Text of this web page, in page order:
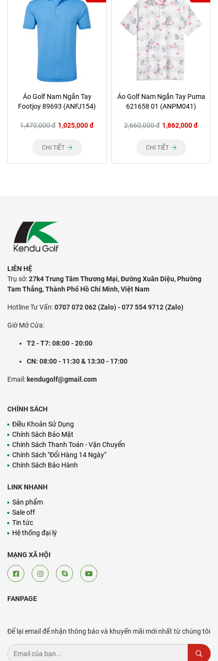
Áo Golf Nam Ngắn Tay
Footjoy 89693 (ANFJ154)
1,470,000 đ 1,025,000 đ
CHI TIẾT
Áo Golf Nam Ngắn Tay Puma
621658 01 (ANPM041)
2,660,000 đ 1,862,000 đ
CHI TIẾT
LIÊN HỆ
Trụ sở:27k4 Trung Tâm Thương Mại, Đường Xuân Diệu, Phường
Tam Thắng, Thành Phố Hồ Chí Minh, Việt Nam
Hotline Tư Vấn:0707 072 062 (Zalo) - 077 554 9712 (Zalo)
Giờ Mở Cửa:
T2 - T7: 08:00 - 20:00
CN: 08:00 - 11:30 & 13:30 - 17:00
Email: kendugolf@gmail.com
CHÍNH SÁCH
Điều Khoản Sử Dụng
Chính Sách Bảo Mật
Chính Sách Thanh Toán - Vận Chuyển
Chính Sách "Đổi Hàng 14 Ngày"
Chính Sách Bảo Hành
LINK NHANH
Sản phẩm
Sale off
Tin tức
Hệ thống đại lý
MẠNG XÃ HỘI
FANPAGE
Để lại email để nhận thông báo và khuyến mãi mới nhất từ chúng tôi